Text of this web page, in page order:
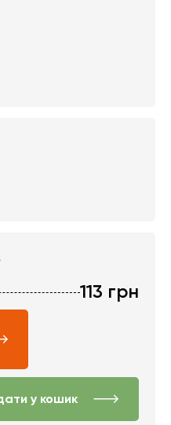
113 грн
у кошик